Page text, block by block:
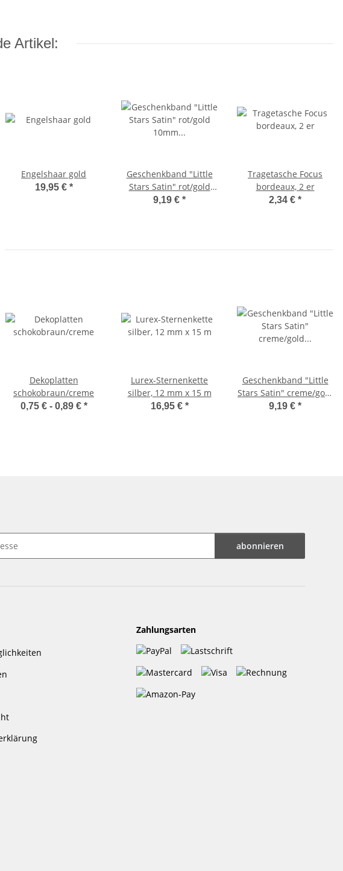
Artikel:
Engelshaar gold
19,95 € *
Geschenkband "Little
Stars Satin" rot/gold
10mm x 25m
9,19 € *
Tragetasche Focus
bordeaux, 2 er
2,34 € *
Dekoplatten
schokobraun/creme
0,75 € - 0,89 € *
Lurex-Sternenkette
silber, 12 mm x 15 m
16,95 € *
Geschenkband "Little
Stars Satin" creme/gold
10mm x 25m
9,19 € *
abonnieren
Zahlungsarten